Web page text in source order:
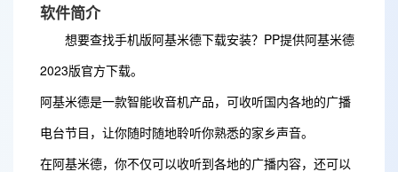
软件简介
想要查找手机版阿基米德下载安装？PP提供阿基米德
2023版官方下载。
阿基米德是一款智能收音机产品，可收听国内各地的广播
电台节目，让你随时随地聆听你熟悉的家乡声音。
在阿基米德，你不仅可以收听到各地的广播内容，还可以